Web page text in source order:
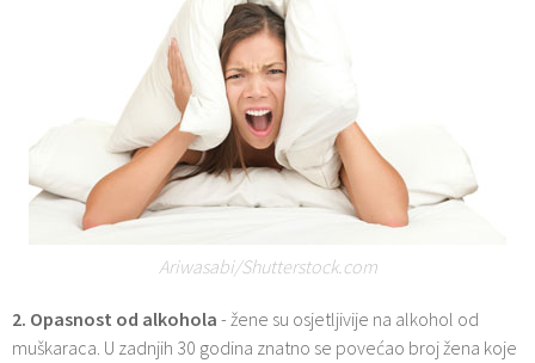
Ariwasabi/Shutterstock.com
2. Opasnost od alkohola - žene su osjetljivije na alkohol od
muškaraca. U zadnjih 30 godina znatno se povećao broj žena koje